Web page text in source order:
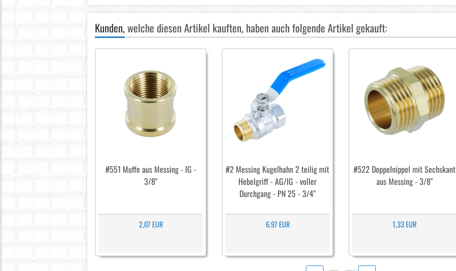
Kunden,welche diesen Artikel kauften, haben auch folgende Artikel gekauft:
#551 Muffe aus Messing - IG -
3/8"
2,07 EUR
#2 Messing Kugelhahn 2 teilig mit
Hebelgriff - AG/IG - voller
Durchgang - PN 25 - 3/4"
6,97 EUR
#522 Doppelnippel mit Sechskant
aus Messing - 3/8"
1,33 EUR